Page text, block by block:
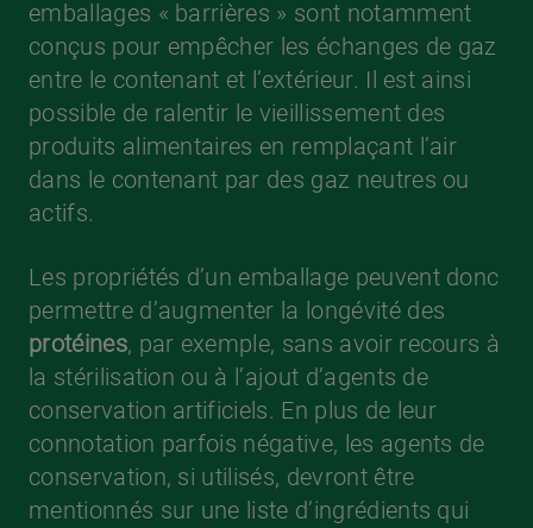
emballages « barrières » sont notamment
conçus pour empêcher les échanges de gaz
entre le contenant et l’extérieur. Il est ainsi
possible de ralentir le vieillissement des
produits alimentaires en remplaçant l’air
dans le contenant par des gaz neutres ou
actifs.
Les propriétés d’un emballage peuvent donc
permettre d’augmenter la longévité des
protéines, par exemple, sans avoir recours à
la stérilisation ou à l’ajout d’agents de
conservation artificiels. En plus de leur
connotation parfois négative, les agents de
conservation, si utilisés, devront être
mentionnés sur une liste d’ingrédients qui